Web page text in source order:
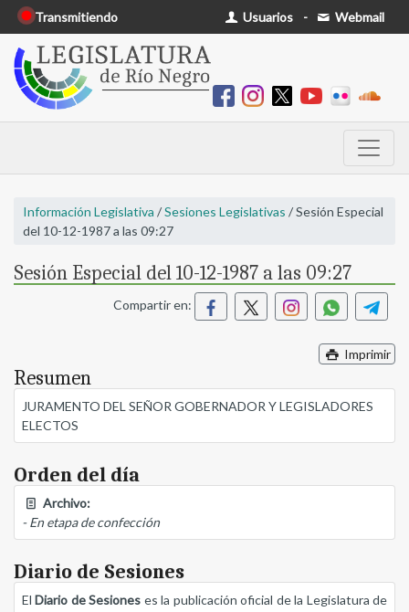
Transmitiendo Usuarios - Webmail
Información Legislativa /Sesiones Legislativas / Sesión Especial
del 10-12-1987 a las 09:27
Sesión Especial del 10-12-1987 a las 09:27
Compartir en:
Imprimir
Resumen
JURAMENTO DEL SEÑOR GOBERNADOR Y LEGISLADORES
ELECTOS
Orden del día
Archivo:
- En etapa de confección
Diario de Sesiones
ElDiario de Sesiones es la publicación oficial de la Legislatura de